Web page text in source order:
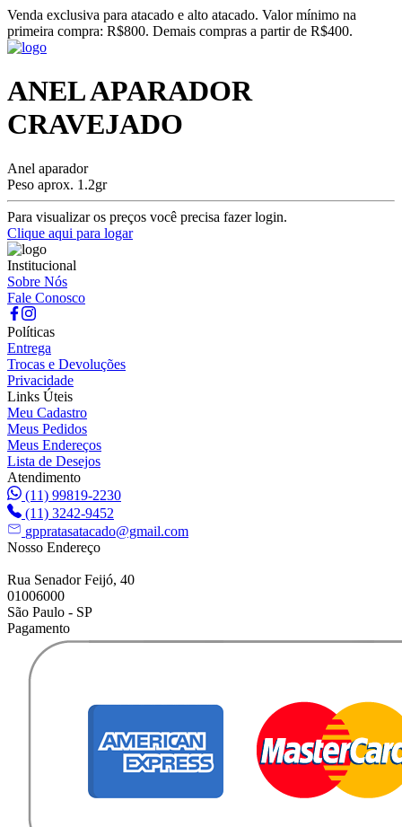
Venda exclusiva para atacado e alto atacado. Valor mínimo na
primeira compra: R$800. Demais compras a partir de R$400.
ANEL APARADOR
CRAVEJADO
Anel aparador
Peso aprox. 1.2gr
Para visualizar os preços você precisa fazer login.
Clique aqui para logar
Institucional
Sobre Nós
Fale Conosco
Políticas
Entrega
Trocas e Devoluções
Privacidade
Links Úteis
Meu Cadastro
Meus Pedidos
Meus Endereços
Lista de Desejos
Atendimento
(11) 99819-2230
(11) 3242-9452
gppratasatacado@gmail.com
Nosso Endereço
Rua Senador Feijó, 40
01006000
São Paulo - SP
Pagamento